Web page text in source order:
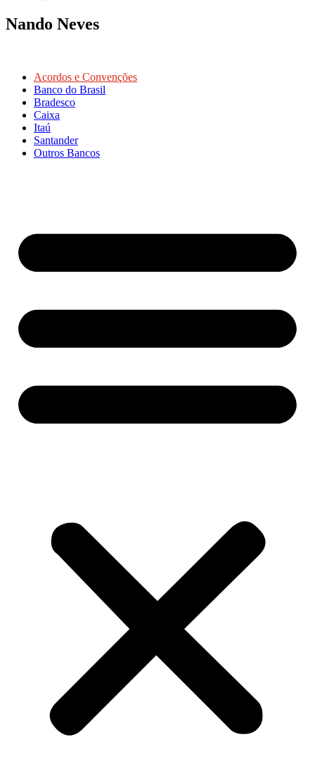
Nando Neves
Acordos e Convenções
Banco do Brasil
Bradesco
Caixa
Itaú
Santander
Outros Bancos